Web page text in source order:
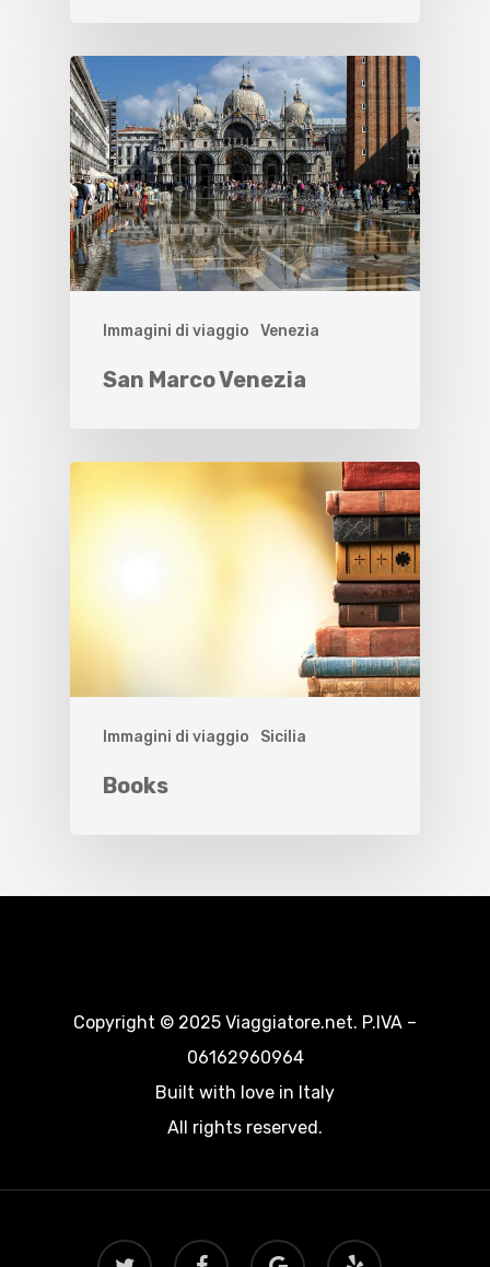
Immagini di viaggio Venezia
San Marco Venezia
Immagini di viaggio Sicilia
Books
Copyright © 2025 Viaggiatore.net. P.IVA –
06162960964
Built with love in Italy
All rights reserved.
twitter facebook
google-
yelp